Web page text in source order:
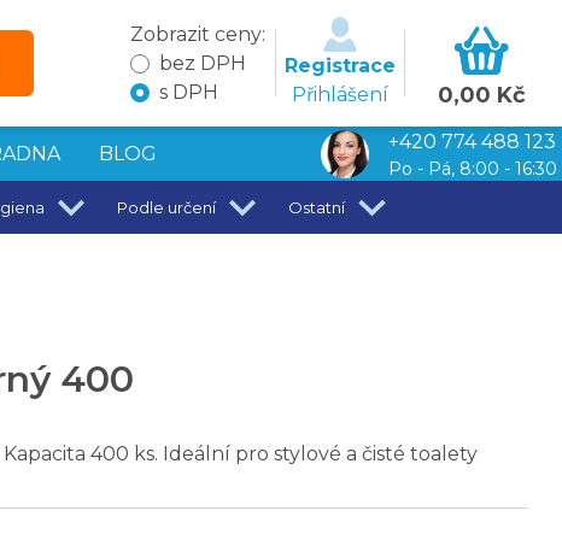
Zobrazit ceny:
bez DPH
s DPH
Registrace
Přihlášení
0,00 Kč
BLOG
+420 774 488 123
Po - Pá, 8:00 - 16:30
Podle určení Ostatní
400
400 ks. Ideální pro stylové a čisté toalety